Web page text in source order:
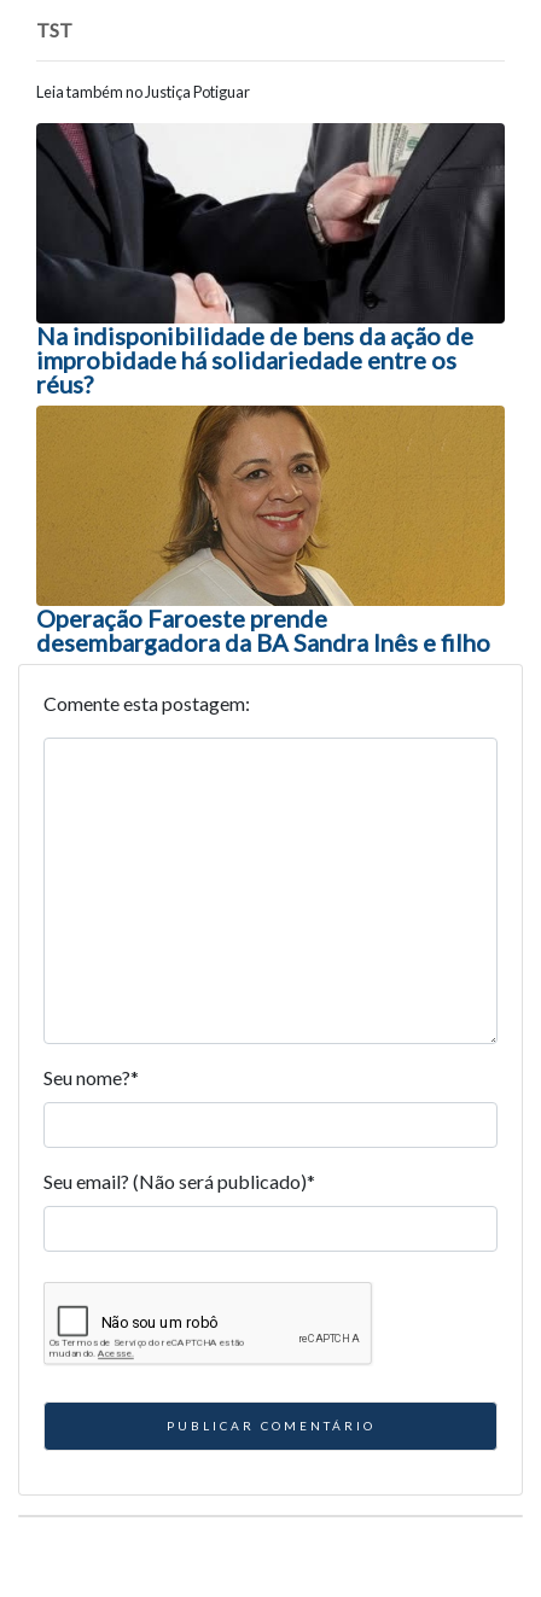
TST
Leia também no Justiça Potiguar
Navegação entre posts
Na indisponibilidade de bens da ação de
improbidade há solidariedade entre os
réus?
Operação Faroeste prende
desembargadora da BA Sandra Inês e filho
Comente esta postagem:
Seu nome?*
Seu email? (Não será publicado)*